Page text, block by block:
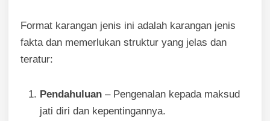
Format karangan jenis ini adalah karangan jenis
fakta dan memerlukan struktur yang jelas dan
teratur:
Pendahuluan – Pengenalan kepada maksud
jati diri dan kepentingannya.